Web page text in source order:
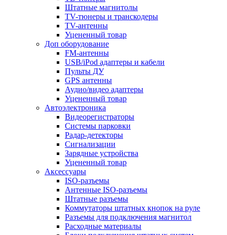
Штатные магнитолы
TV-тюнеры и транскодеры
TV-антенны
Уцененный товар
Доп оборудование
FM-антенны
USB/iPod адаптеры и кабели
Пульты ДУ
GPS антенны
Аудио/видео адаптеры
Уцененный товар
Автоэлектроника
Видеорегистраторы
Системы парковки
Радар-детекторы
Сигнализации
Зарядные устройства
Уцененный товар
Аксессуары
ISO-разъемы
Антенные ISO-разъемы
Штатные разъемы
Коммутаторы штатных кнопок на руле
Разъемы для подключения магнитол
Расходные материалы